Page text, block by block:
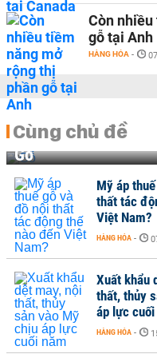
Còn
gỗ tại Anh
HÀNG HÓA -
Cùng chủ đề
Gỗ
Mỹ áp
thất tác
Việt Nam?
HÀNG HÓA -
Xuất khẩu
thất, thủy
áp lực cuối
HÀNG HÓA -